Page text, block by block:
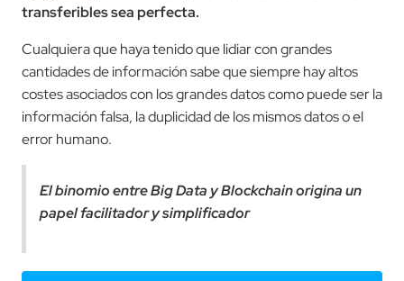
transferibles sea perfecta.
Cualquiera que haya tenido que lidiar con grandes
cantidades de información sabe que siempre hay altos
costes asociados con los grandes datos como puede ser la
información falsa, la duplicidad de los mismos datos o el
error humano.
El binomio entre Big Data y Blockchain origina un
papel facilitador y simplificador